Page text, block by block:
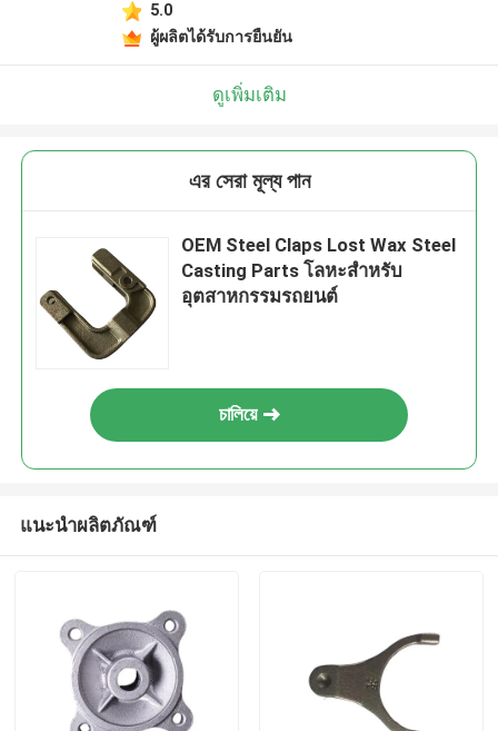
5.0
ผู้ผลิตได้รับการยืนยัน
ดูเพิ่มเติม
এর সেরা মূল্য পান
OEM Steel Claps Lost Wax Steel
Casting Parts โลหะสําหรับ
อุตสาหกรรมรถยนต์
চালিয়ে
แนะนำผลิตภัณฑ์